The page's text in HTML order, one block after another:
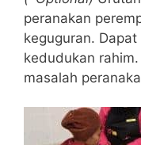
peranakan
keguguran.
kedudukan
masalah